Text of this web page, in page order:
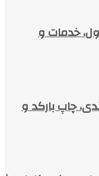
خدمات و
چاپ بارکد و